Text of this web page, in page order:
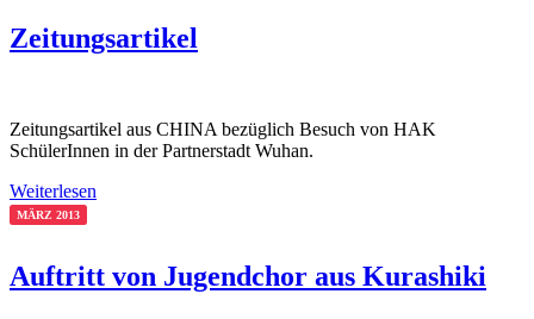
Zeitungsartikel
Zeitungsartikel aus CHINA bezüglich Besuch von HAK
SchülerInnen in der Partnerstadt Wuhan.
Weiterlesen
MÄRZ 2013
Auftritt von Jugendchor aus Kurashiki